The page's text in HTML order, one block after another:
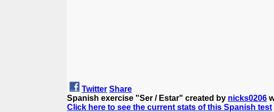
Twitter Share
Spanish exercise "Ser / Estar" created by nicks0206
Click here to see the current stats of this Spanish test